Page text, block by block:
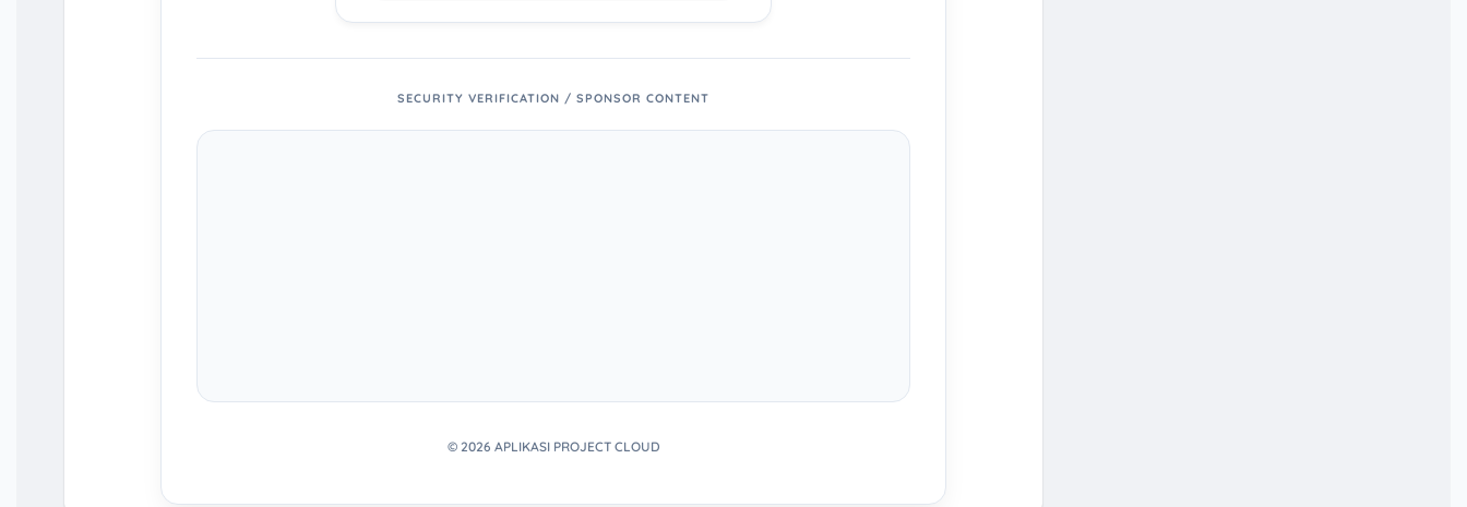
SECURITY VERIFICATION / SPONSOR CONTENT
© 2026 APLIKASI PROJECT CLOUD